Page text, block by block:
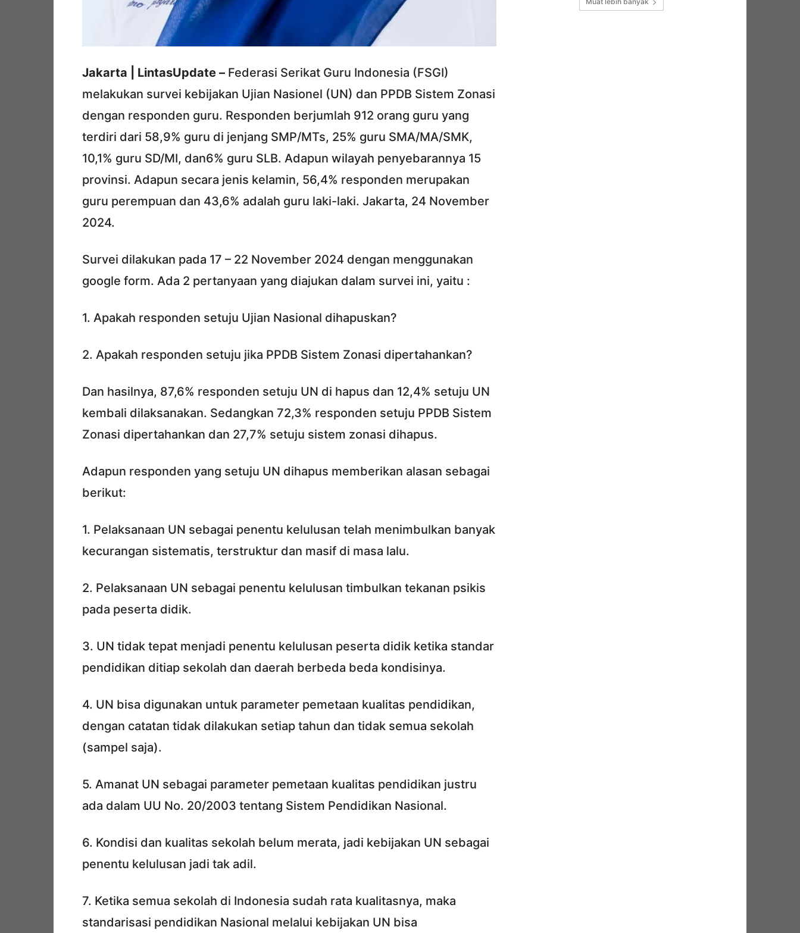
Jakarta | LintasUpdate – Federasi Serikat Guru Indonesia (FSGI)
melakukan survei kebijakan Ujian Nasionel (UN) dan PPDB Sistem Zonasi
dengan responden guru. Responden berjumlah 912 orang guru yang
terdiri dari 58,9% guru di jenjang SMP/MTs, 25% guru SMA/MA/SMK,
10,1% guru SD/MI, dan6% guru SLB. Adapun wilayah penyebarannya 15
provinsi. Adapun secara jenis kelamin, 56,4% responden merupakan
guru perempuan dan 43,6% adalah guru laki-laki. Jakarta, 24 November
2024.
Survei dilakukan pada 17 – 22 November 2024 dengan menggunakan
google form. Ada 2 pertanyaan yang diajukan dalam survei ini, yaitu :
1. Apakah responden setuju Ujian Nasional dihapuskan?
2. Apakah responden setuju jika PPDB Sistem Zonasi dipertahankan?
Dan hasilnya, 87,6% responden setuju UN di hapus dan 12,4% setuju UN
kembali dilaksanakan. Sedangkan 72,3% responden setuju PPDB Sistem
Zonasi dipertahankan dan 27,7% setuju sistem zonasi dihapus.
Adapun responden yang setuju UN dihapus memberikan alasan sebagai
berikut:
1. Pelaksanaan UN sebagai penentu kelulusan telah menimbulkan banyak
kecurangan sistematis, terstruktur dan masif di masa lalu.
2. Pelaksanaan UN sebagai penentu kelulusan timbulkan tekanan psikis
pada peserta didik.
3. UN tidak tepat menjadi penentu kelulusan peserta didik ketika standar
pendidikan ditiap sekolah dan daerah berbeda beda kondisinya.
4. UN bisa digunakan untuk parameter pemetaan kualitas pendidikan,
dengan catatan tidak dilakukan setiap tahun dan tidak semua sekolah
(sampel saja).
5. Amanat UN sebagai parameter pemetaan kualitas pendidikan justru
ada dalam UU No. 20/2003 tentang Sistem Pendidikan Nasional.
6. Kondisi dan kualitas sekolah belum merata, jadi kebijakan UN sebagai
penentu kelulusan jadi tak adil.
7. Ketika semua sekolah di Indonesia sudah rata kualitasnya, maka
standarisasi pendidikan Nasional melalui kebijakan UN bisa